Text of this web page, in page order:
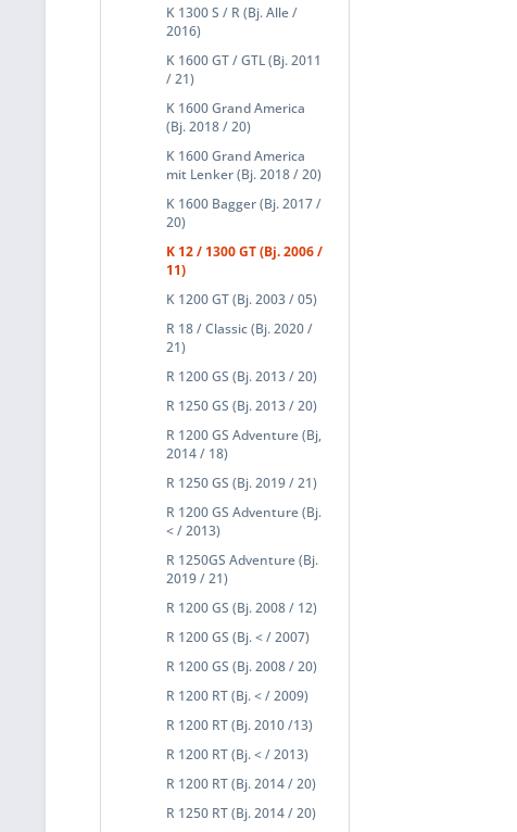
K 1300 S / R (Bj. Alle /
2016)
K 1600 GT / GTL (Bj. 2011
/ 21)
K 1600 Grand America
(Bj. 2018 / 20)
K 1600 Grand America
mit Lenker (Bj. 2018 / 20)
K 1600 Bagger (Bj. 2017 /
20)
K 12 / 1300 GT (Bj. 2006 /
11)
K 1200 GT (Bj. 2003 / 05)
R 18 / Classic (Bj. 2020 /
21)
R 1200 GS (Bj. 2013 / 20)
R 1250 GS (Bj. 2013 / 20)
R 1200 GS Adventure (Bj,
2014 / 18)
R 1250 GS (Bj. 2019 / 21)
R 1200 GS Adventure (Bj.
< / 2013)
R 1250GS Adventure (Bj.
2019 / 21)
R 1200 GS (Bj. 2008 / 12)
R 1200 GS (Bj. < / 2007)
R 1200 GS (Bj. 2008 / 20)
R 1200 RT (Bj. < / 2009)
R 1200 RT (Bj. 2010 /13)
R 1200 RT (Bj. < / 2013)
R 1200 RT (Bj. 2014 / 20)
R 1250 RT (Bj. 2014 / 20)